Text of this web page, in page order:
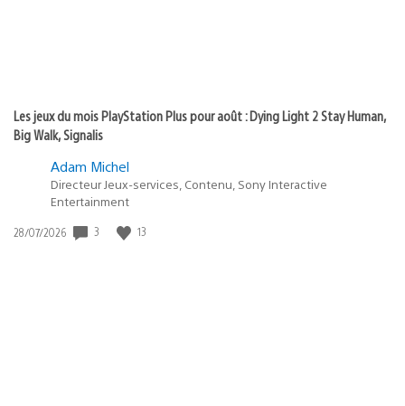
Les jeux du mois PlayStation Plus pour août : Dying Light 2 Stay Human,
Big Walk, Signalis
Adam Michel
Directeur Jeux-services, Contenu, Sony Interactive
Entertainment
Date
28/07/2026 3 13